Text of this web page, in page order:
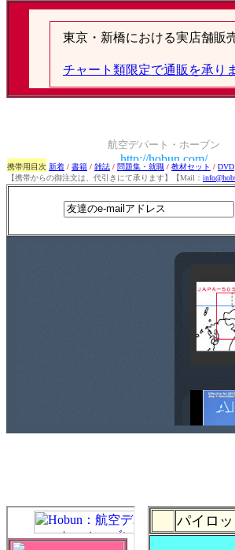
携帯用目次 新着 / 書籍 / 雑誌 / 問題集・就職 / 教材セット / DVD
【携帯からの御注文は、代引きにて承ります】【Mail：
パイロ